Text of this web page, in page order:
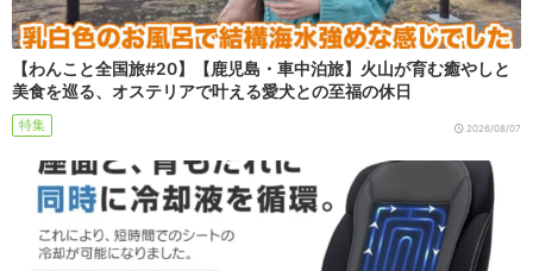
【わんこと全国旅#20】【鹿児島・車中泊旅】火山が育む癒やしと
美食を巡る、オステリアで叶える愛犬との至福の休日
特集 2026/08/07